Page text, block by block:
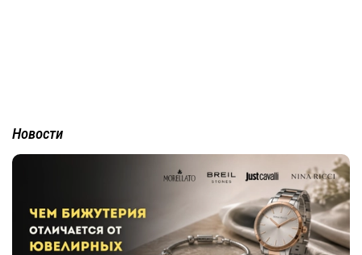
Новости